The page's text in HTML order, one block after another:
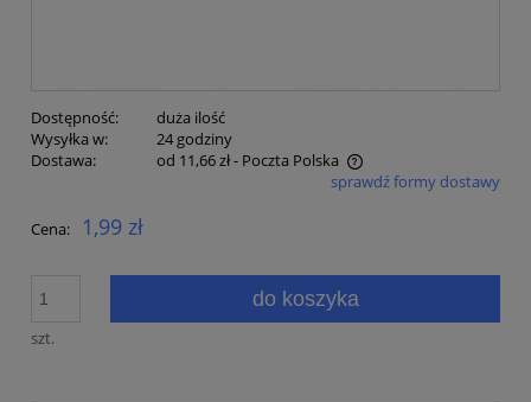
Dostępność:
duża ilość
Wysyłka w:
24 godziny
Dostawa:
od 11,66 zł- Poczta Polska
Cena nie zawiera ewentualnych kosztów płatnościsprawdź formy dostawy
Cena: 1,99 zł
szt.
do koszyka